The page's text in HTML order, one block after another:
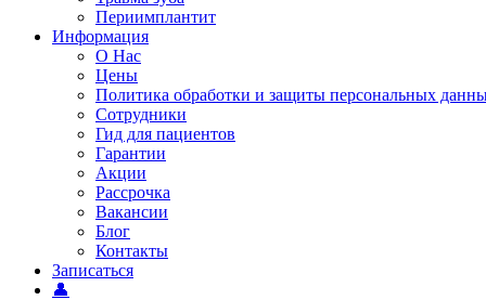
Периимплантит
Информация
О Нас
Цены
Политика обработки и защиты персональных
Сотрудники
Гид для пациентов
Гарантии
Акции
Рассрочка
Вакансии
Блог
Контакты
Записаться
👤